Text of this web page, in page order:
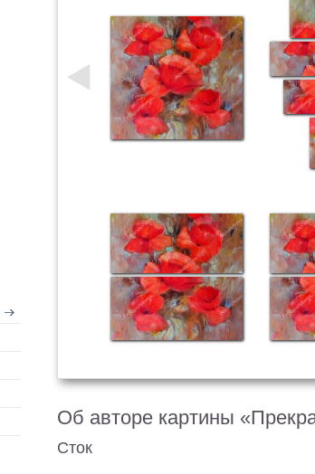
Об авторе картины
Сток